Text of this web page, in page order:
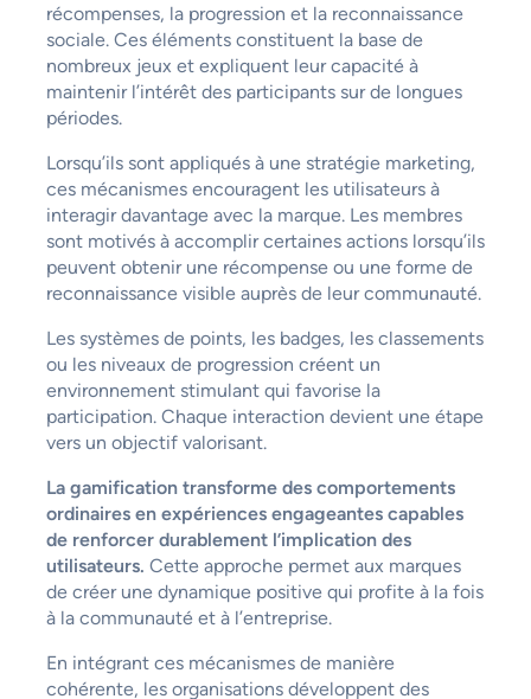
récompenses, la progression et la reconnaissance
sociale. Ces éléments constituent la base de
nombreux jeux et expliquent leur capacité à
maintenir l’intérêt des participants sur de longues
périodes.
Lorsqu’ils sont appliqués à une stratégie marketing,
ces mécanismes encouragent les utilisateurs à
interagir davantage avec la marque. Les membres
sont motivés à accomplir certaines actions lorsqu’ils
peuvent obtenir une récompense ou une forme de
reconnaissance visible auprès de leur communauté.
Les systèmes de points, les badges, les classements
ou les niveaux de progression créent un
environnement stimulant qui favorise la
participation. Chaque interaction devient une étape
vers un objectif valorisant.
La gamification transforme des comportements
ordinaires en expériences engageantes capables
de renforcer durablement l’implication des
utilisateurs. Cette approche permet aux marques
de créer une dynamique positive qui profite à la fois
à la communauté et à l’entreprise.
En intégrant ces mécanismes de manière
cohérente, les organisations développent des